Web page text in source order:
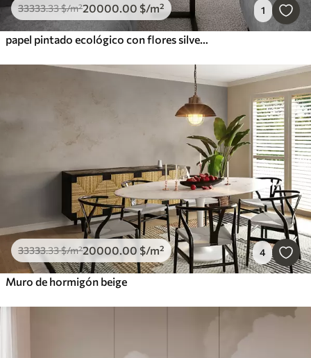
33333.33$/m²20000 .00 $/m² 1
33333.33$/m²20000.00 $/m² 4
Muro de hormigón beige